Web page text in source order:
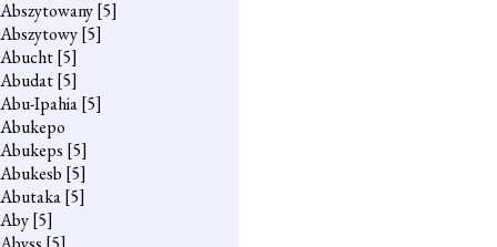
Abszytowany[5]
Abszytowy[5]
Abucht[5]
Abudat[5]
Abu-Ipahia[5]
Abukepo
Abukeps [5]
Abukesb [5]
Abutaka[5]
Aby[5]